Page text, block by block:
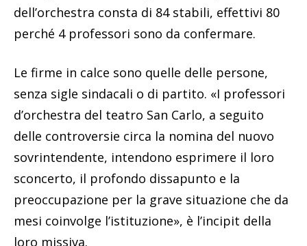
dell’orchestra consta di 84 stabili, effettivi 80
perché 4 professori sono da confermare.
Le firme in calce sono quelle delle persone,
senza sigle sindacali o di partito. «I professori
d’orchestra del teatro San Carlo, a seguito
delle controversie circa la nomina del nuovo
sovrintendente, intendono esprimere il loro
sconcerto, il profondo dissapunto e la
preoccupazione per la grave situazione che da
mesi coinvolge l’istituzione», è l’incipit della
loro missiva.